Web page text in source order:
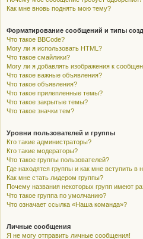
Как мне вновь поднять мою тему?
Форматирование сообщений и типы
Что такое BBCode?
Могу ли я использовать HTML?
Что такое смайлики?
Могу ли я добавлять изображения к
Что такое важные объявления?
Что такое объявления?
Что такое прилепленные темы?
Что такое закрытые темы?
Что такое значки тем?
Уровни пользователей и группы
Кто такие администраторы?
Кто такие модераторы?
Что такое группы пользователей?
Где находятся группы и как мне вступить в
Как мне стать лидером группы?
Почему названия некоторых групп имеют
Что такое группа по умолчанию?
Что означает ссылка «Наша команда»?
Личные сообщения
Я не могу отправить личные сообщения!